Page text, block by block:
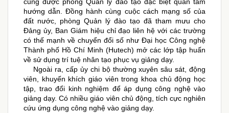
cũng được phòng Quản lý đào tạo đặc biệt quan tâm
hướng dẫn. Đồng hành cùng cuộc cách mạng số của
đất nước, phòng Quản lý đào tạo đã tham mưu cho
Đảng ủy, Ban Giám hiệu chỉ đạo liên hệ với các trường
có thế mạnh về chuyển đổi số như Đại học Công nghệ
Thành phố Hồ Chí Minh (Hutech) mở các lớp tập huấn
về sử dụng trí tuệ nhân tạo phục vụ giảng dạy.
Ngoài ra, cấp ủy chi bộ thường xuyên sâu sát, động
viên, khuyến khích giáo viên trong khoa chủ động học
tập, trao đổi kinh nghiệm để áp dụng công nghệ vào
giảng dạy. Có nhiều giáo viên chủ động, tích cực nghiên
cứu ứng dụng công nghệ vào giảng dạy.